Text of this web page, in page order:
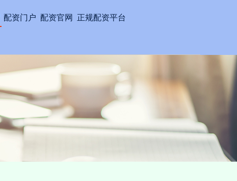
配资门户 配资官网 正规配资平台